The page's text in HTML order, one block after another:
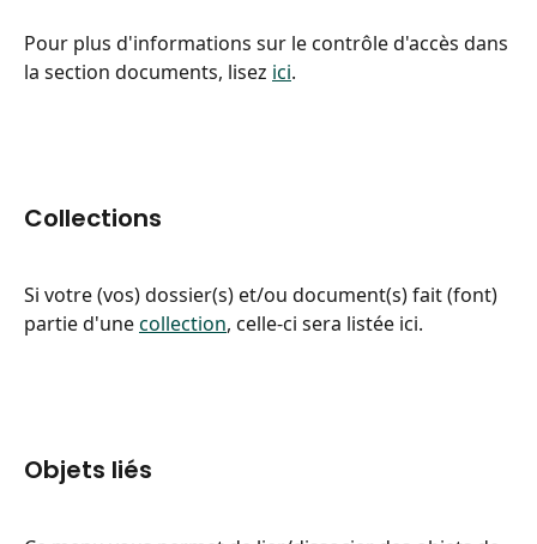
Pour plus d'informations sur le contrôle d'accès dans
la section documents, lisez ici.
Collections
Si votre (vos) dossier(s) et/ou document(s) fait (font)
partie d'une collection, celle-ci sera listée ici.
Objets liés